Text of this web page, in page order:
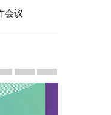
会议
新篇章 — 澳门“一国
发表2026年施政报
经济和社会发展第
度合作区专题网站
讲堂
走进澳门澳门相簿2020
《澳门微视